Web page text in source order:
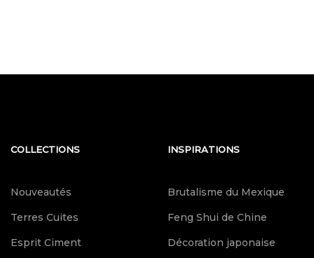
COLLECTIONS
Nouveautés
Terres Cuites
Esprit Ciment
INSPIRATIONS
Brutalisme du Mexique
Feng Shui de Chine
Décoration japonaise